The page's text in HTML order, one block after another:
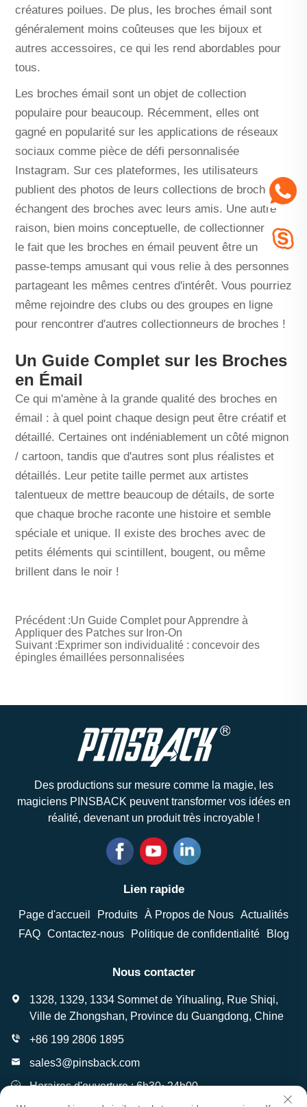
créatures poilues. De plus, les broches émail sont
généralement moins coûteuses que les bijoux et
autres accessoires, ce qui les rend abordables pour
tous.
Les broches émail sont un objet de collection
populaire pour beaucoup. Récemment, elles ont
gagné en popularité sur les applications de réseaux
sociaux comme pièce de défi personnalisée
Instagram. Sur ces plateformes, les utilisateurs
publient des photos de leurs collections de broches et
échangent des broches avec leurs amis. Une autre
raison, bien moins conceptuelle, de collectionner est
le fait que les broches en émail peuvent être un
passe-temps amusant qui vous relie à des personnes
partageant les mêmes centres d'intérêt. Vous pourriez
même rejoindre des clubs ou des groupes en ligne
pour rencontrer d'autres collectionneurs de broches !
Un Guide Complet sur les Broches
en Émail
Ce qui m'amène à la grande qualité des broches en
émail : à quel point chaque design peut être créatif et
détaillé. Certaines ont indéniablement un côté mignon
/ cartoon, tandis que d'autres sont plus réalistes et
détaillés. Leur petite taille permet aux artistes
talentueux de mettre beaucoup de détails, de sorte
que chaque broche raconte une histoire et semble
spéciale et unique. Il existe des broches avec de
petits éléments qui scintillent, bougent, ou même
brillent dans le noir !
Précédent :Un Guide Complet pour Apprendre à
Appliquer des Patches sur Iron-On
Suivant :Exprimer son individualité : concevoir des
épingles émaillées personnalisées
Des productions sur mesure comme la magie, les
magiciens PINSBACK peuvent transformer vos idées en
réalité, devenant un produit très incroyable !
Lien rapide
Page d'accueil Produits À Propos de Nous Actualités
FAQ
Contactez-nous Politique de confidentialité Blog
Nous contacter
1328, 1329, 1334 Sommet de Yihualing, Rue Shiqi,
Ville de Zhongshan, Province du Guangdong, Chine
+86 199 2806 1895
sales3@pinsback.com
Horaires d'ouverture : 6h30~24h00